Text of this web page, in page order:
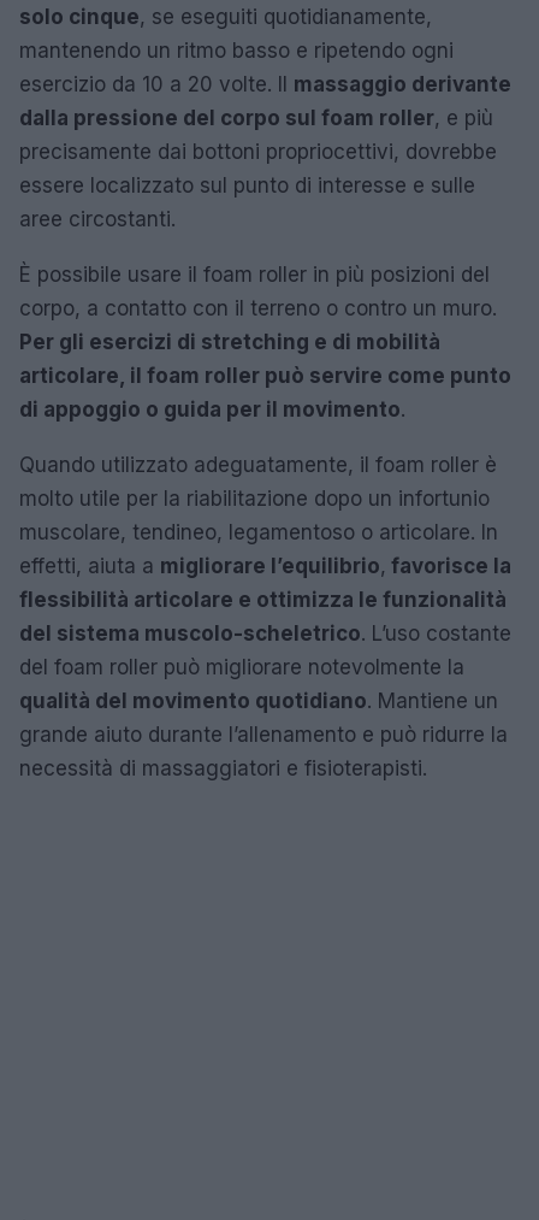
solo cinque, se eseguiti quotidianamente,
mantenendo un ritmo basso e ripetendo ogni
esercizio da 10 a 20 volte. Il massaggio derivante
dalla pressione del corpo sul foam roller, e più
precisamente dai bottoni propriocettivi, dovrebbe
essere localizzato sul punto di interesse e sulle
aree circostanti.
È possibile usare il foam roller in più posizioni del
corpo, a contatto con il terreno o contro un muro.
Per gli esercizi di stretching e di mobilità
articolare, il foam roller può servire come punto
di appoggio o guida per il movimento.
Quando utilizzato adeguatamente, il foam roller è
molto utile per la riabilitazione dopo un infortunio
muscolare, tendineo, legamentoso o articolare. In
effetti, aiuta a migliorare l’equilibrio, favorisce la
flessibilità articolare e ottimizza le funzionalità
del sistema muscolo-scheletrico. L’uso costante
del foam roller può migliorare notevolmente la
qualità del movimento quotidiano. Mantiene un
grande aiuto durante l’allenamento e può ridurre la
necessità di massaggiatori e fisioterapisti.